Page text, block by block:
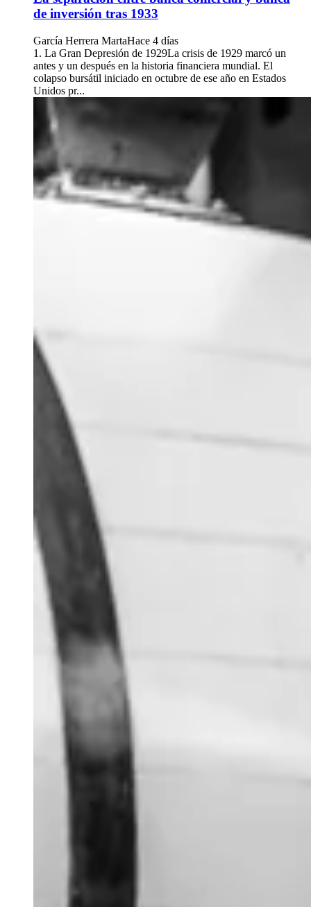
de inversión tras 1933
García Herrera MartaHace 4 días
1. La Gran Depresión de 1929La crisis de 1929 marcó un
antes y un después en la historia financiera mundial. El
colapso bursátil iniciado en octubre de ese año en Estados
Unidos pr...